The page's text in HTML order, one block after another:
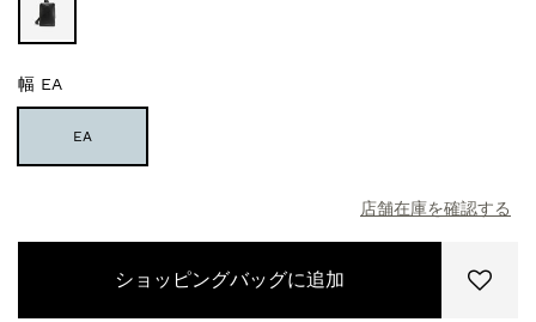
幅 EA
EA
店舗在庫を確認する
ショッピングバッグに追加